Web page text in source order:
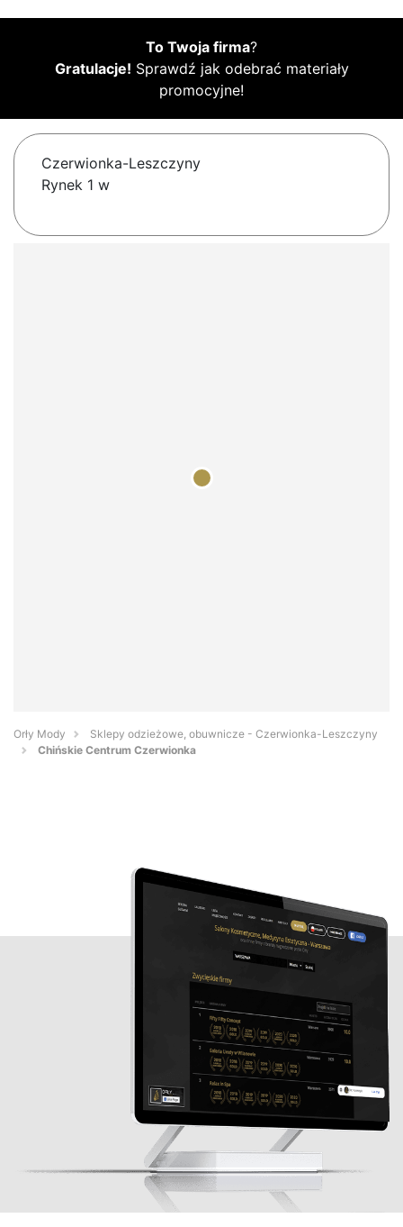
To Twoja firma?
Gratulacje! Sprawdź jak odebrać materiały
promocyjne!
Czerwionka-Leszczyny
Rynek 1 w
Orły Mody
Sklepy odzieżowe, obuwnicze - Czerwionka-Leszczyny
Chińskie Centrum Czerwionka